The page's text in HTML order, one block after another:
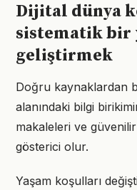
Dijital dünya
sistematik bir
geliştirmek
Doğru kaynaklardan
alanındaki bilgi
makaleleri ve
gösterici olur.
Yaşam koşulları